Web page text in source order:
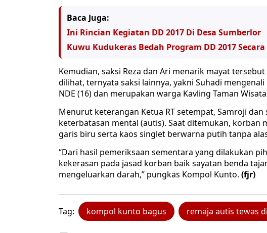
Baca Juga:
Ini Rincian Kegiatan DD 2017 Di Desa Sumberlor
Kuwu Kudukeras Bedah Program DD 2017
Kemudian, saksi Reza dan Ari menarik mayat
dilihat, ternyata saksi lainnya, yakni Suhadi
NDE (16) dan merupakan warga Kavling Taman
Menurut keterangan Ketua RT setempat, Samroji
keterbatasan mental (autis). Saat ditemukan,
garis biru serta kaos singlet berwarna putih tanpa
“Dari hasil pemeriksaan sementara yang dilakukan
kekerasan pada jasad korban baik sayatan benda
mengeluarkan darah,” pungkas Kompol Kunto. (fjr)
Tag: kompol kunto bagus remaja autis tewas